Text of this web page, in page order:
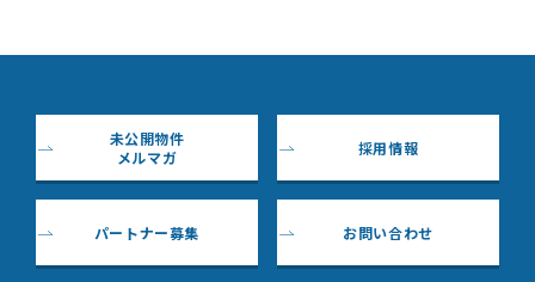
未公開物件
メルマガ
採用情報
パートナー募集 お問い合わせ